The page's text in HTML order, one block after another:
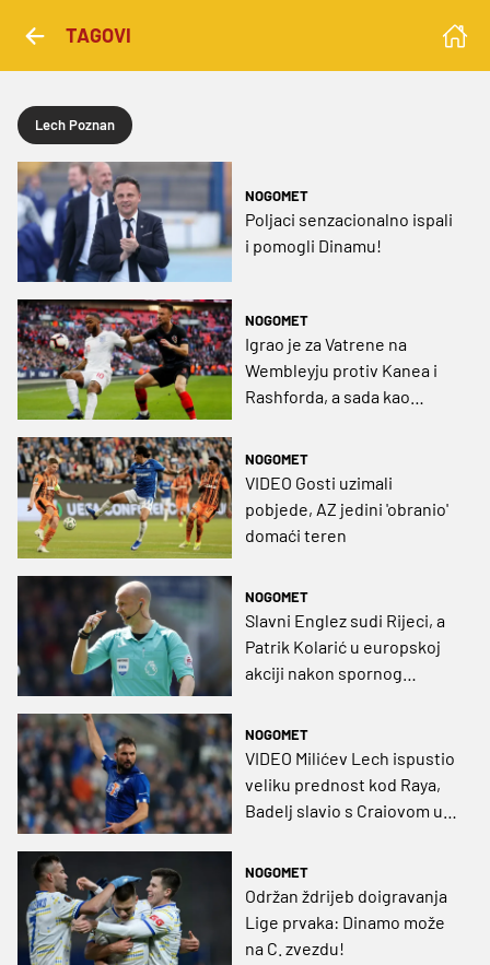
TAGOVI
Lech Poznan
NOGOMET
Poljaci senzacionalno ispali
i pomogli Dinamu!
NOGOMET
Igrao je za Vatrene na
Wembleyju protiv Kanea i
Rashforda, a sada kao
NOGOMET
VIDEO Gosti uzimali
pobjede, AZ jedini 'obranio'
domaći teren
NOGOMET
Slavni Englez sudi Rijeci, a
Patrik Kolarić u europskoj
akciji nakon spornog
NOGOMET
VIDEO Milićev Lech ispustio
veliku prednost kod Raya,
Badelj slavio s Craiovom u
NOGOMET
Održan ždrijeb doigravanja
Lige prvaka: Dinamo može
na C. zvezdu!